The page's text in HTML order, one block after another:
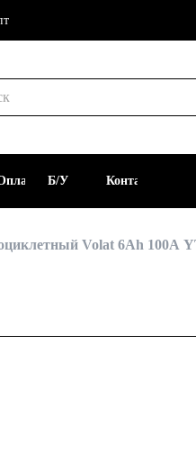
Б/У
АКБ
Контакты
Volat 6Ah 100А